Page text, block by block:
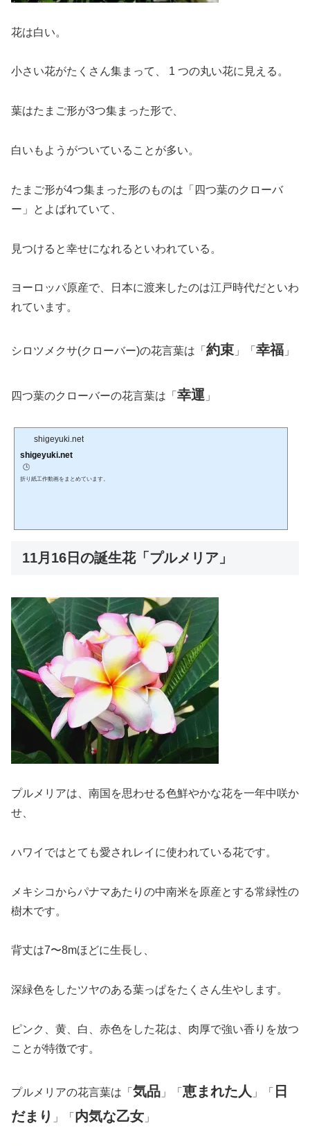
花は白い。
小さい花がたくさん集まって、 1 つの丸い花に見える。
葉はたまご形が3つ集まった形で、
白いもようがついていることが多い。
たまご形が4つ集まった形のものは「四つ葉のクローバ
ー」とよばれていて、
見つけると幸せになれるといわれている。
ヨーロッパ原産で、日本に渡来したのは江戸時代だといわ
れています。
シロツメクサ(クローバー)の花言葉は「 約束 」「 幸福 」
四つ葉のクローバーの花言葉は「 幸運 」
shigeyuki.net
shigeyuki.net
🕒️
折り紙工作動画をまとめています。
11月16日の誕生花「プルメリア」
プルメリアは、南国を思わせる色鮮やかな花を一年中咲か
せ、
ハワイではとても愛されレイに使われている花です。
メキシコからパナマあたりの中南米を原産とする常緑性の
樹木です。
背丈は7〜8mほどに生長し、
深緑色をしたツヤのある葉っぱをたくさん生やします。
ピンク、黄、白、赤色をした花は、肉厚で強い香りを放つ
ことが特徴です。
プルメリアの花言葉は「 気品 」「 恵まれた人 」「
日
だまり 」「 内気な乙女 」